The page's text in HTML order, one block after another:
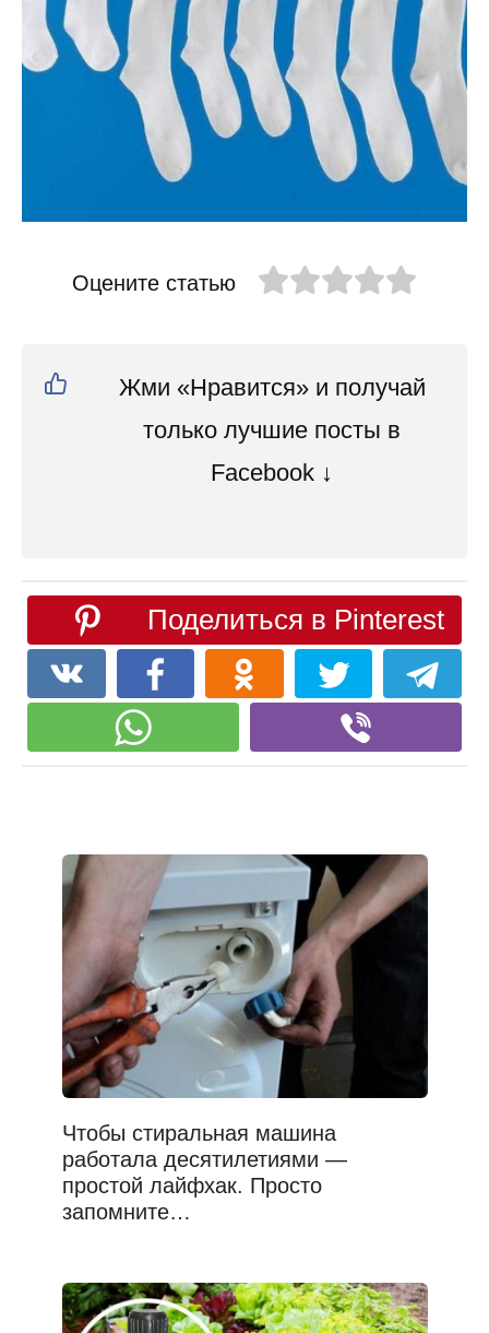
Оцените статью
Жми «Нравится» и получай
только лучшие посты в
Facebook ↓
Поделиться в Pinterest
Чтобы стиральная машина
работала десятилетиями —
простой лайфхак. Просто
запомните…